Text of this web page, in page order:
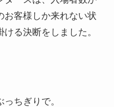
お客様しか来れない状
る決断をしました。
ちぎりで。